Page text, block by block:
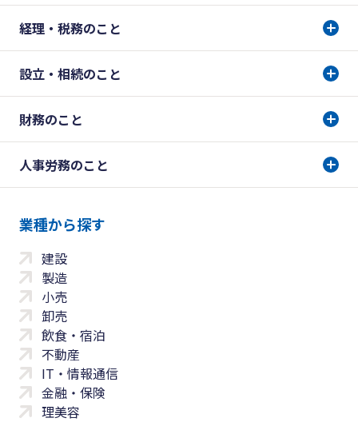
経理・税務のこと
設立・相続のこと
財務のこと
人事労務のこと
業種から探す
建設
製造
小売
卸売
飲食・宿泊
不動産
IT・情報通信
金融・保険
理美容